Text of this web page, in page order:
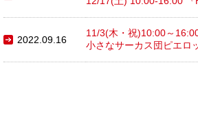
2022.09.16
11/3(木・祝)10:00～
小さなサーカス団ピエロ